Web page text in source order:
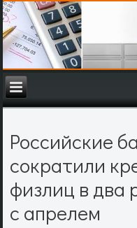
Российские
сократили
физлиц в два
с апрелем